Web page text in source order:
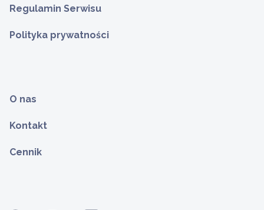
Regulamin Serwisu
Polityka prywatności
O nas
Kontakt
Cennik